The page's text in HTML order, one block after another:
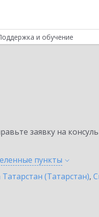
и обучение
заявку на
пункты
Татарстан (Татарстан),